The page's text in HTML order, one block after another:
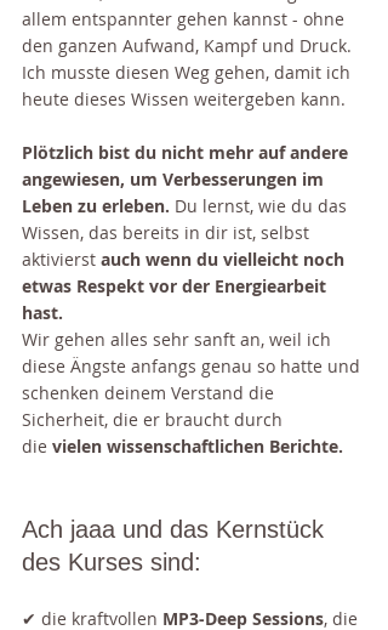
allem entspannter gehen kannst - ohne
den ganzen Aufwand, Kampf und Druck.
Ich musste diesen Weg gehen, damit ich
heute dieses Wissen weitergeben kann.
Plötzlich bist du nicht mehr auf andere
angewiesen, um Verbesserungen im
Leben zu erleben. Du lernst, wie du das
Wissen, das bereits in dir ist, selbst
aktivierst auch wenn du vielleicht noch
etwas Respekt vor der Energiearbeit
hast.
Wir gehen alles sehr sanft an, weil ich
diese Ängste anfangs genau so hatte und
schenken deinem Verstand die
Sicherheit, die er braucht durch
die vielen wissenschaftlichen Berichte.
Ach jaaa und das Kernstück
des Kurses sind:
✔ die kraftvollen MP3-Deep Sessions, die